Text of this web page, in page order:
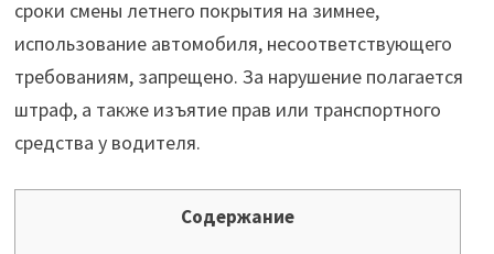
сроки смены летнего покрытия на зимнее,
использование автомобиля, несоответствующего
требованиям, запрещено. За нарушение полагается
штраф, а также изъятие прав или транспортного
средства у водителя.
Содержание